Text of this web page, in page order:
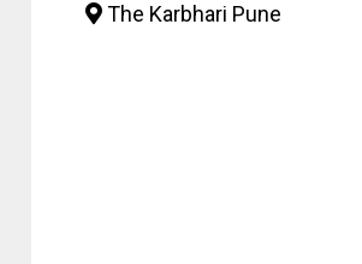
The Karbhari Pune